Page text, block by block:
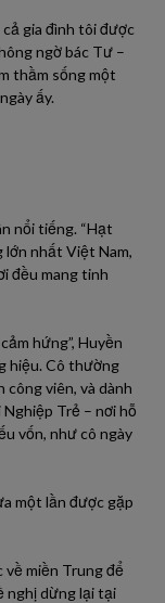
gia đình tôi được
ngờ bác Tư –
thầm sống một
ấy.
nổi tiếng. “Hạt
lớn nhất Việt Nam,
đều mang tinh
hứng”, Huyền
hiệu. Cô thường
công viên, và dành
Trẻ – nơi hỗ
vốn, như cô ngày
một lần được gặp
về miền Trung để
nghị dừng lại tại